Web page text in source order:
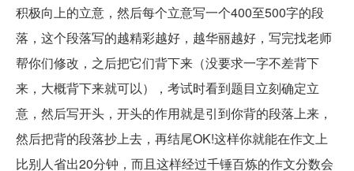
积极向上的立意，然后每个立意写一个400至500字的段
落，这个段落写的越精彩越好，越华丽越好，写完找老师
帮你们修改，之后把它们背下来（没要求一字不差背下
来，大概背下来就可以），考试时看到题目立刻确定立
意，然后写开头，开头的作用就是引到你背的段落上来，
然后把背的段落抄上去，再结尾OK!这样你就能在作文上
比别人省出20分钟，而且这样经过千锤百炼的作文分数会